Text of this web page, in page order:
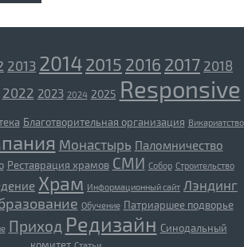
2013 20142015 2016 2017 2018
2022 2023 2024 2025 Responsive
Благотворительная организация Викариатство
Монастырь Паломничество
Реставрация храмов СМИ Собор Строительство
Храм Информационный сайт Лэндинг
Обучение Патриаршее подворье
Приход Редизайн Синодальный